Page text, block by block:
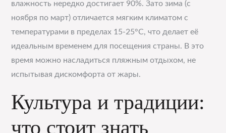
влажность нередко достигает 90%. Зато зима (с
ноября по март) отличается мягким климатом с
температурами в пределах 15-25°C, что делает её
идеальным временем для посещения страны. В это
время можно насладиться пляжным отдыхом, не
испытывая дискомфорта от жары.
Культура и традиции:
что стоит знать